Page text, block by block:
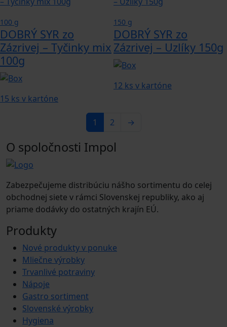
100 g
DOBRÝ SYR zo
Zázrivej – Tyčinky mix
100g
15 ks v kartóne
150 g
DOBRÝ SYR zo
Zázrivej – Uzlíky 150g
12 ks v kartóne
1 2 →
O spoločnosti Impol
Zabezpečujeme distribúciu nášho sortimentu do celej
obchodnej siete v rámci Slovenskej republiky, ako aj
priame dodávky do ostatných krajín EÚ.
Produkty
Nové produkty v ponuke
Mliečne výrobky
Trvanlivé potraviny
Nápoje
Gastro sortiment
Slovenské výrobky
Hygiena